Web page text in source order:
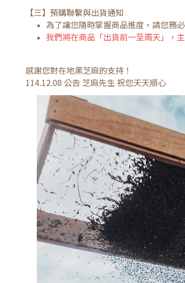
【三】預購聯繫與出貨通知
為了讓您隨時掌握商品進度，請您務
我們將在商品「出貨前一至兩天」，
感謝您對在地黑芝麻的支持！
114.12.08 公告 芝麻先生 祝您天天順心